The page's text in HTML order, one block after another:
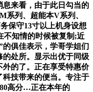
来看，由于此日勾当的
系列、超能本V系列、
保守13寸以上机身设想
不知情的时候被复制;近
的俱佳表示，学哥学姐们
处所。显示出优于同级
外的了。正在享受特惠价
技带来的便当。专注于
高分…正在本年的